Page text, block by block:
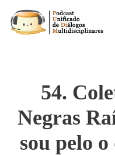
Pular
54.
Negras
sou pelo o